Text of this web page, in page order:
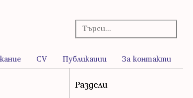
CV Публикации За контакти
Раздели